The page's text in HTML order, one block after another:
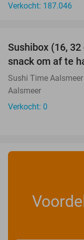
Verkocht: 187.046
TODAY
Sushibox (16,
snack om af te
Sushi Time Aalsmeer
Aalsmeer
Verkocht: 0